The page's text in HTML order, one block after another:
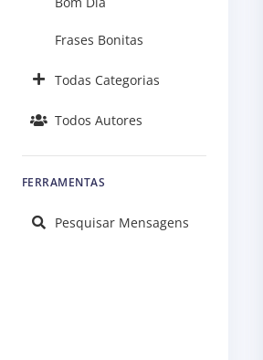
Frases Bonitas
Todas Categorias
Todos Autores
FERRAMENTAS
Pesquisar Mensagens